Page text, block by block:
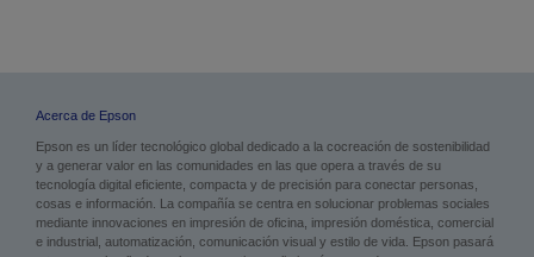
Acerca de Epson
Epson es un líder tecnológico global dedicado a la cocreación de sostenibilidad
y a generar valor en las comunidades en las que opera a través de su
tecnología digital eficiente, compacta y de precisión para conectar personas,
cosas e información. La compañía se centra en solucionar problemas sociales
mediante innovaciones en impresión de oficina, impresión doméstica, comercial
e industrial, automatización, comunicación visual y estilo de vida. Epson pasará